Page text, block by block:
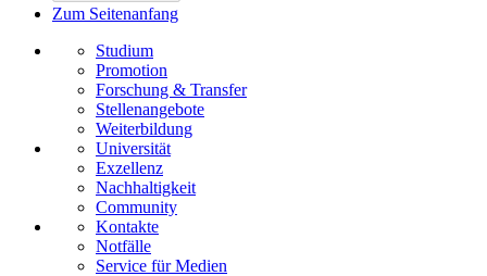
Zum Seitenanfang
Studium
Promotion
Forschung & Transfer
Stellenangebote
Weiterbildung
Universität
Exzellenz
Nachhaltigkeit
Community
Kontakte
Notfälle
Service für Medien